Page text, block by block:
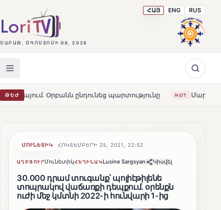
ՇԱԲԱԹ, ՕԳՈՍՏՈՍԻ 08, 2026
ՀԱՅ ENG RUS
ԹԵԺ ընդունեց պարտությունը HOT Մարթա Կոս.
ՄՈՒՆԵՏԻԿ ՀՈԿՏԵՄԲԵՐԻ 25, 2021, 22:52
ԱՂԲՅՈՒՐՄունետիկՀԵՂԻՆԱԿLusine Sargsyan Կիսվել
30.000 դրամ տուգանք՝ պոլիէթիլենե
տոպրակով վաճառքի դեպքում․ օրենքն
ուժի մեջ կմտնի 2022-ի հունվարի 1-ից